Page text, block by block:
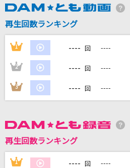
DAMに会員登録・ロ
自宅でカラオケ歌
家族や友達と一緒に！
再生回数ランキング
1 ---- 回 ----
2 ---- 回 ----
3 ---- 回 ----
再生回数ランキング
1 ---- 回 ----